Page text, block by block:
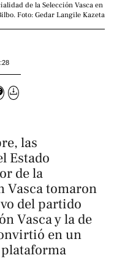
de la Selección Vasca en
Foto: Gedar Langile Kazeta
las
Estado
de la
Vasca tomaron
del partido
Vasca y la de
en un